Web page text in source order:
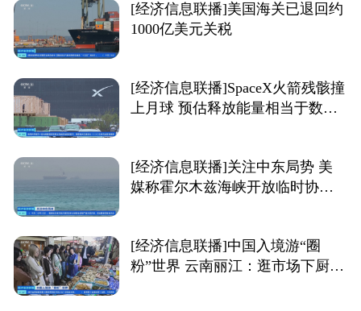
[经济信息联播]美国海关已退回约
1000亿美元关税
[经济信息联播]SpaceX火箭残骸撞
上月球 预估释放能量相当于数吨
[经济信息联播]关注中东局势 美
媒称霍尔木兹海峡开放临时协
[经济信息联播]中国入境游“圈
粉”世界 云南丽江：逛市场下厨房